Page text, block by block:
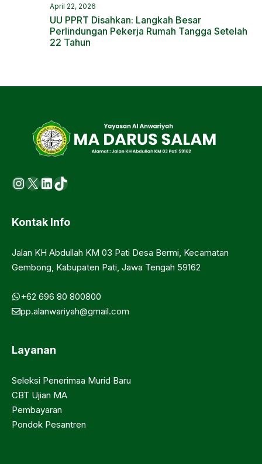
April 22, 2026
UU PPRT Disahkan: Langkah Besar
Perlindungan Pekerja Rumah Tangga Setelah
22 Tahun
Instagram
X LinkedIn
https://www.tiktok.com/
Kontak Info
Jalan KH Abdullah KM 03 Pati Desa Bermi, Kecamatan
Gembong, Kabupaten Pati, Jawa Tengah 59162
+62 696 80 800800
pp.alanwariyah@gmail.com
Layanan
Seleksi Penerimaa Murid Baru
CBT Ujian MA
Pembayaran
Pondok Pesantren